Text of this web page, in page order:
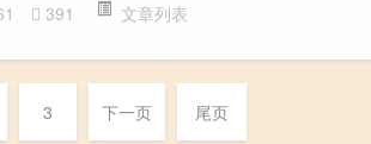
391 文章列表
3 下一页 尾页